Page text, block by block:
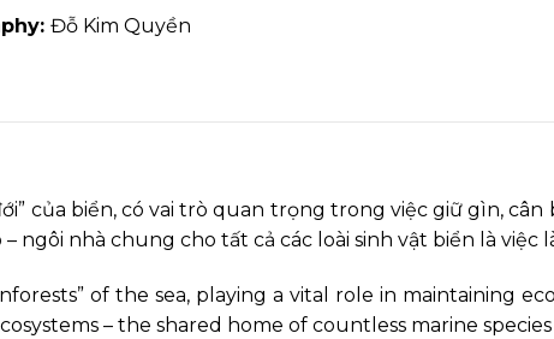
Đỗ Kim Quyền
của biển, có vai trò quan trọng trong việc giữ gìn,
ngôi nhà chung cho tất cả các loài sinh vật biển là việc
of the sea, playing a vital role in maintaining
– the shared home of countless marine